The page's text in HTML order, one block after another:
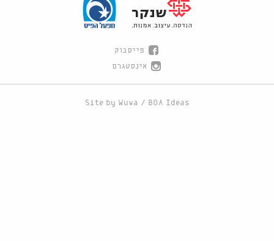
פייסבוק
אינסטגרם
Site by Wuwa / BOA Ideas